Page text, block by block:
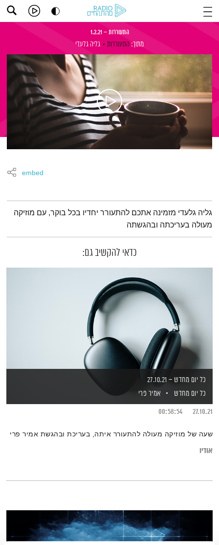
התעוררות – 1.2.21
מתוך: התעוררות גליה גלעדי
embed
תמצית הפודקאסט
גליה גלעדי מזמינה אתכם להתעורר יחדיו בכל בוקר, עם מוזיקה
מעולה בעריכתה ובהגשתה
כדאי להקשיב גם:
כל יום מחדש – 27.10.21
כל יום מחדש
אמיר פרי
27.10.21
00:58:54
שעה של מוזיקה מעולה להתעורר איתה, בעריכת ובהגשת אמיר פרי
אודיו